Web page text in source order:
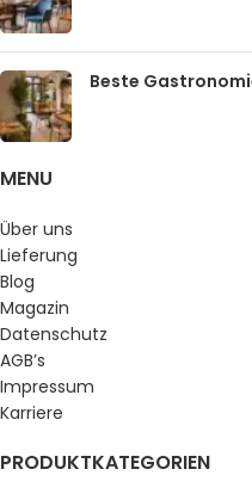
Beste
MENU
Über uns
Lieferung
Blog
Magazin
Datenschutz
AGB’s
Impressum
Karriere
PRODUKTKATEGORIEN